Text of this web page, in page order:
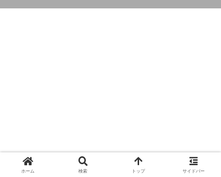
ホーム 検索 トップ サイドバー